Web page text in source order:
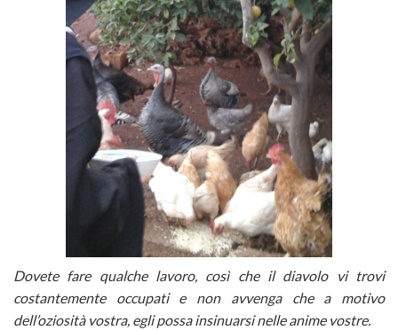
Dovete fare qualche lavoro, così che il diavolo vi trovi
costantemente occupati e non avvenga che a motivo
dell’oziosità vostra, egli possa insinuarsi nelle anime vostre.